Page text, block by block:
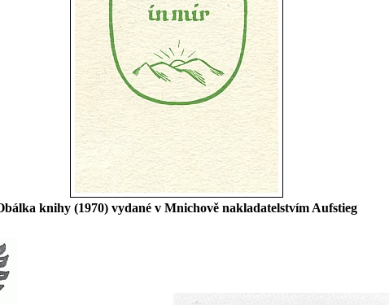
knihy (1970) vydané v Mnichově nakladatelstvím Aufstieg